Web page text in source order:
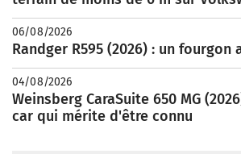
06/08/2026
Randger R595 (2026) : un fourgon
04/08/2026
Weinsberg CaraSuite 650 MG
car qui mérite d'être connu